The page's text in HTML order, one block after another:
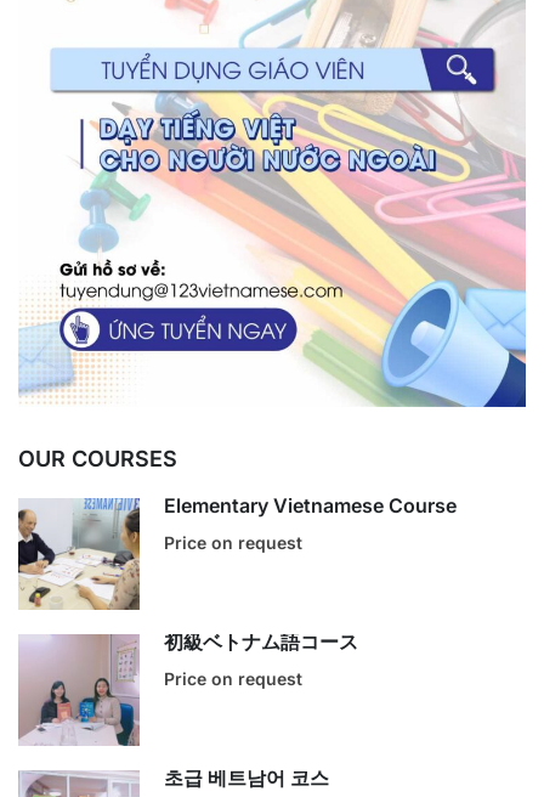
OUR COURSES
Elementary Vietnamese Course
Price on request
初級ベトナム語コース
Price on request
초급 베트남어 코스